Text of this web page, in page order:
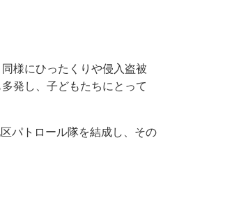
様にひったくりや侵入盗被
発し、子どもたちにとって
パトロール隊を結成し、その